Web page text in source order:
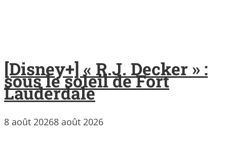
[Disney+] « R.J. Decker » :
sous le soleil de Fort
Lauderdale
8 août 20268 août 2026